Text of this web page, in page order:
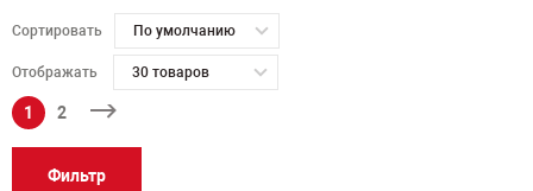
Сортировать По умолчанию
Отображать 30 товаров
1 2
Фильтр